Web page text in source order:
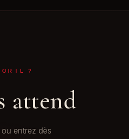
?
attend
entrez dès